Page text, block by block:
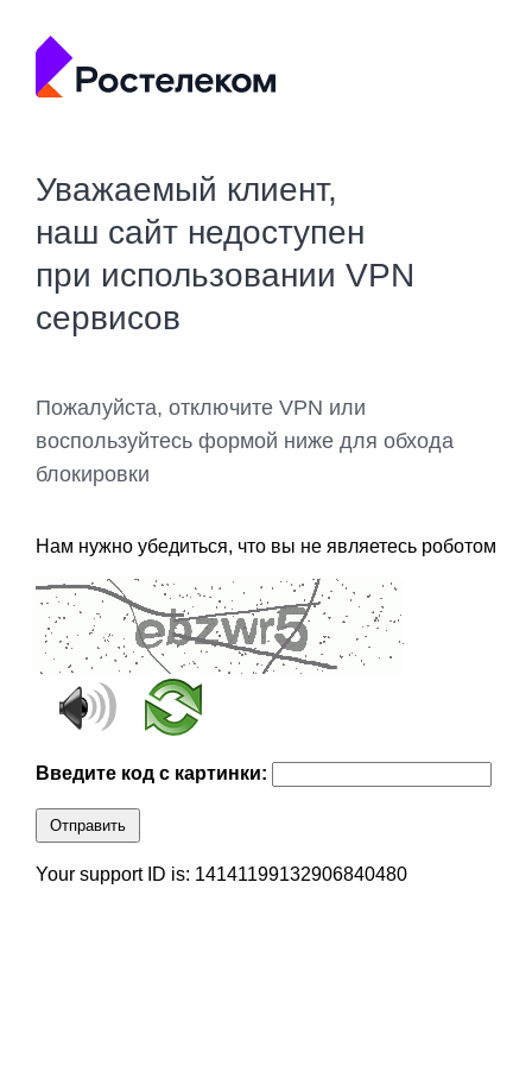
Уважаемый клиент,
наш сайт недоступен
при использовании VPN
сервисов
Пожалуйста, отключите VPN или
воспользуйтесь формой ниже для обхода
блокировки
Нам нужно убедиться, что вы не являетесь роботом
Введите код с картинки:
Отправить
Your support ID is: 14141199132906840480